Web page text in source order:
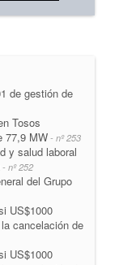
de gestión de
Tosos
77,9 MW - nº 253
y salud laboral
- nº 252
del Grupo
US$1000
cancelación de
US$1000